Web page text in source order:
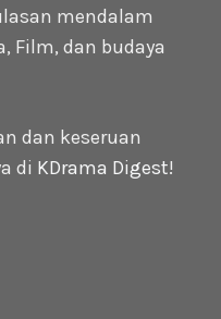
mendalam
Film, dan budaya
dan keseruan
di KDrama Digest!